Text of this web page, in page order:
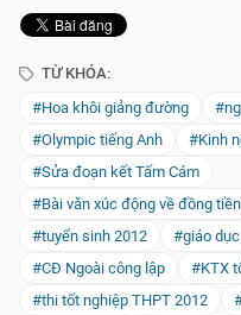
TỪ KHÓA:
#Hoa khôi giảng đường
#Olympic tiếng Anh
#Kinh
#Sửa đoạn kết Tấm Cám
#Bài văn xúc động về đồng
#tuyển sinh 2012
#giáo dục
#CĐ Ngoài công lập
#KTX
#thi tốt nghiệp THPT 2012